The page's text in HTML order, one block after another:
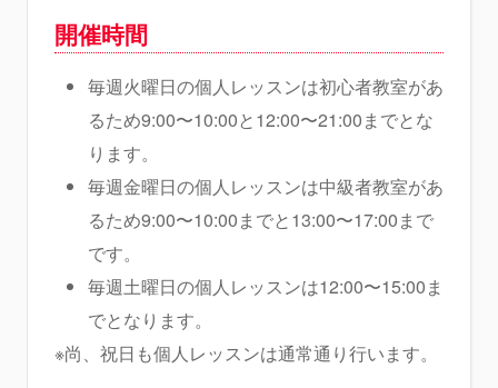
開催時間
毎週火曜日の個人レッスンは初心者教室があ
るため9:00〜10:00と12:00〜21:00までとな
ります。
毎週金曜日の個人レッスンは中級者教室があ
るため9:00〜10:00までと13:00〜17:00まで
です。
毎週土曜日の個人レッスンは12:00〜15:00ま
でとなります。
※尚、祝日も個人レッスンは通常通り行います。